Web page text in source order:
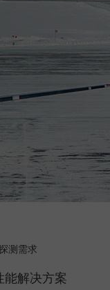
测需求
能解决方案